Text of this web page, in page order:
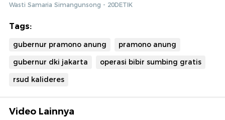
pasien bibir sumbing yang dioperasi. Para pasien berasal
Wasti Samaria Simangunsong - 20DETIK
Tags:
gubernur pramono anung
pramono anung
gubernur dki jakarta
operasi bibir sumbing gratis
rsud kalideres
Video Lainnya